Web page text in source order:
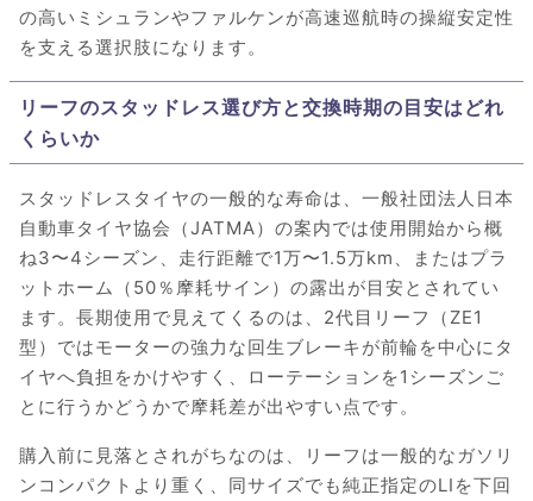
の高いミシュランやファルケンが高速巡航時の操縦安定性
を支える選択肢になります。
リーフのスタッドレス選び方と交換時期の目安はどれ
くらいか
スタッドレスタイヤの一般的な寿命は、一般社団法人日本
自動車タイヤ協会（JATMA）の案内では使用開始から概
ね3〜4シーズン、走行距離で1万〜1.5万km、またはプラ
ットホーム（50％摩耗サイン）の露出が目安とされてい
ます。長期使用で見えてくるのは、2代目リーフ（ZE1
型）ではモーターの強力な回生ブレーキが前輪を中心にタ
イヤへ負担をかけやすく、ローテーションを1シーズンご
とに行うかどうかで摩耗差が出やすい点です。
購入前に見落とされがちなのは、リーフは一般的なガソリ
ンコンパクトより重く、同サイズでも純正指定のLIを下回